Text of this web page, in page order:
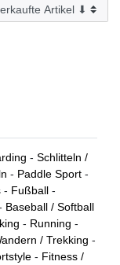
- Schlitteln /
- Paddle Sport -
- Fußball -
Baseball / Softball
- Running -
/ Trekking -
- Fitness /